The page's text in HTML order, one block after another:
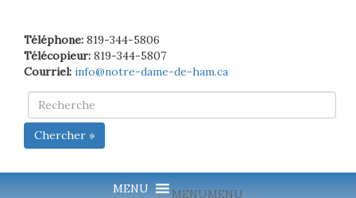
Téléphone: 819-344-5806
Télécopieur: 819-344-5807
Courriel: info@notre-dame-de-ham.ca
Chercher »
MENUMENU